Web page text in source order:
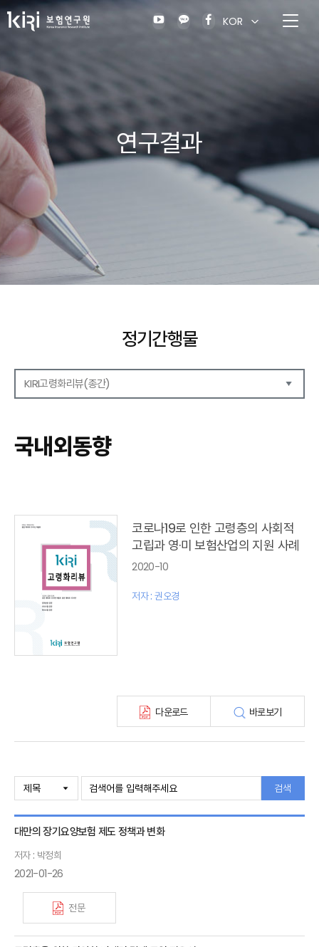
KOR
연구결과
정기간행물
KIRI고령화리뷰(종간)
보험금융연구
KIRI 리포트
이슈 분석(종간)
해외 학술연구 분석(종간)
국내외동향(종간)
특별기고(종간)
고령화리뷰 모음집(종간)
테마진단(종간)
최신보험정보
해외보험금융동향(종간)
국내외동향
코로나19로 인한 고령층의 사회적
고립과 영·미 보험산업의 지원 사례
2020-10
저자 : 권오경
다운로드 바로보기
검색
대만의 장기요양보험 제도 정책과 변화
저자 : 박정희
2021-01-26
전문